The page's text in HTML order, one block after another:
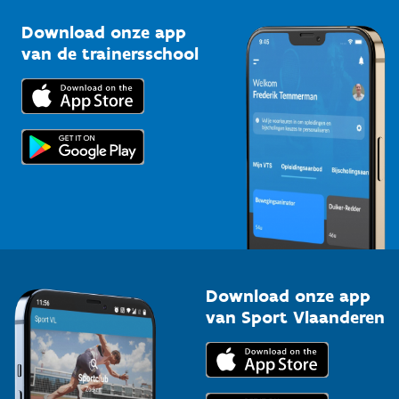
Bedrijven
Trainers en begeleiders
Topsporters
Kennisplatform
Downloads
Voor de pers
Download onze app
van de trainersschool
Download onze app
van Sport Vlaanderen